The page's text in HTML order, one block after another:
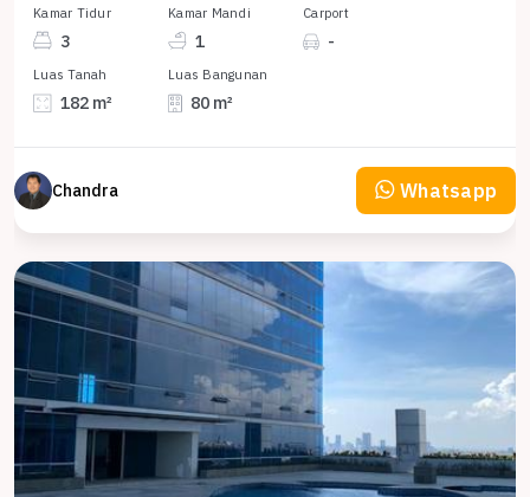
Kamar Tidur
3
Kamar Mandi
1
Carport
-
Luas Tanah
182 m²
Luas Bangunan
80 m²
Chandra Whatsapp